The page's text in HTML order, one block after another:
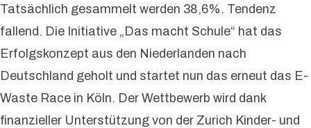
Tatsächlich gesammelt werden 38,6%. Tendenz
fallend. Die Initiative „Das macht Schule“ hat das
Erfolgskonzept aus den Niederlanden nach
Deutschland geholt und startet nun das erneut das E-
Waste Race in Köln. Der Wettbewerb wird dank
finanzieller Unterstützung von der Zurich Kinder- und